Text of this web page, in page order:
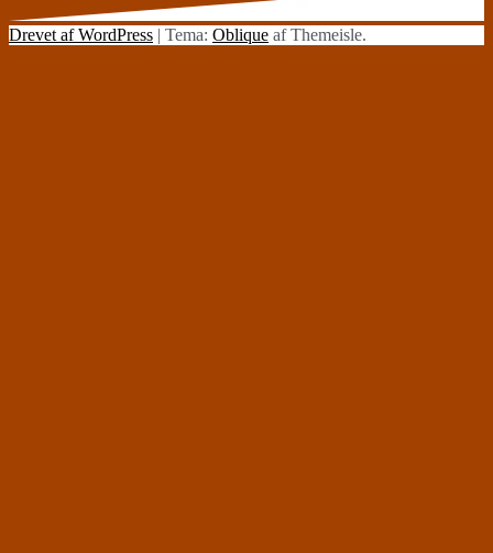
Drevet af WordPress | Tema: Oblique af Themeisle.